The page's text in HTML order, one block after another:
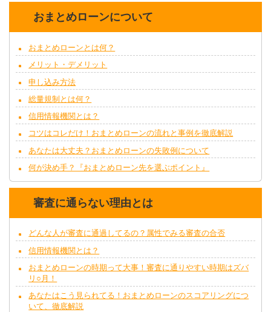
おまとめローンについて
おまとめローンとは何？
メリット・デメリット
申し込み方法
総量規制とは何？
信用情報機関とは？
コツはコレだけ！おまとめローンの流れと事例を徹底解説
あなたは大丈夫？おまとめローンの失敗例について
何が決め手？『おまとめローン先を選ぶポイント』
審査に通らない理由とは
どんな人が審査に通過してるの？属性でみる審査の合否
信用情報機関とは？
おまとめローンの時期って大事！審査に通りやすい時期はズバ
リ○月！
あなたはこう見られてる！おまとめローンのスコアリングにつ
いて、徹底解説